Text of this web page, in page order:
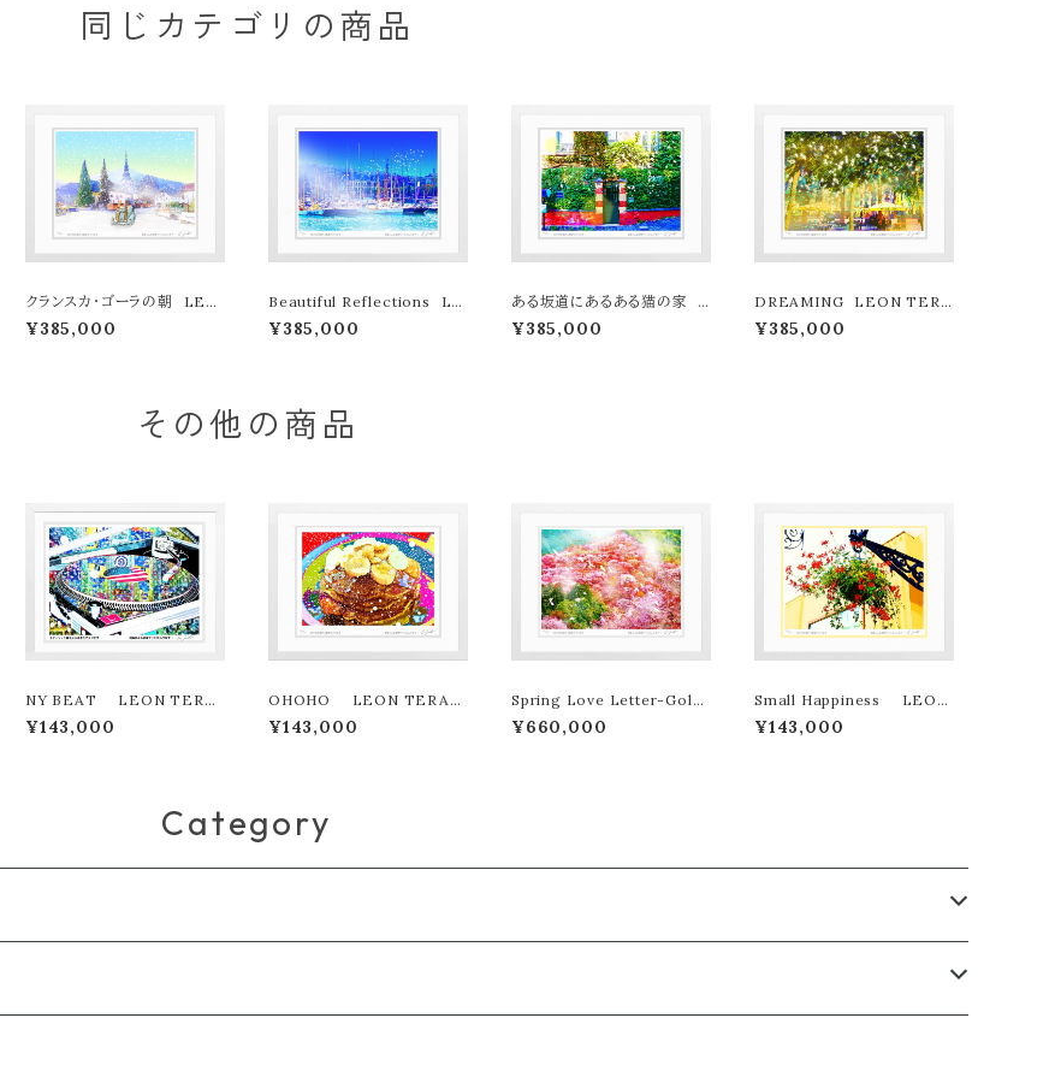
同じカテゴリの商品
クランスカ・ゴーラの朝 LEO
N TERASHIMA版画作品77
作限定（オンライン限定特典付
¥385,000
Beautiful Reflections LE
ON TERASHIMA版画作品7
7作限定（オンライン限定特典
¥385,000
ある坂道にあるある猫の家 L
EON TERASHIMA版画作
品77作限定（オンライン限定特
¥385,000
DREAMING LEON TERA
SHIMA版画作品77作限定（オ
ンライン限定特典付き作品〉
¥385,000
その他の商品
NY BEAT LEON TERA
SHIMA版画作品180作限定
¥143,000
OHOHO LEON TERAS
HIMA版画作品180作限定
¥143,000
Spring Love Letter-Gold
edition LEON TERASHI
MA版画作品77作限定（オンラ
¥660,000
Small Happiness LEON
TERASHIMA版画作品180
作限定
¥143,000
Category